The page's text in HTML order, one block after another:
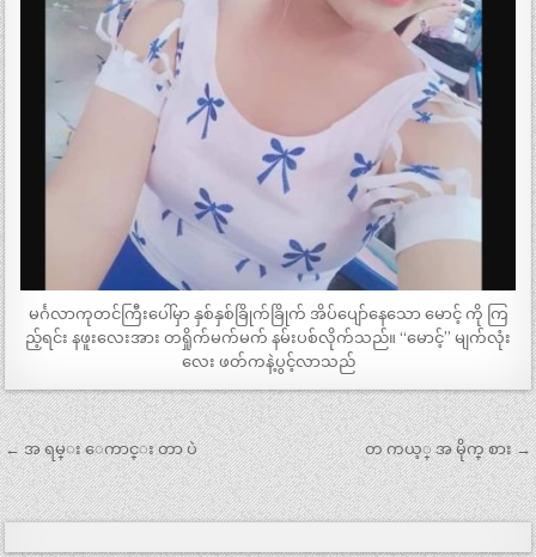
မင်္ဂလာကုတင်ကြီးပေါ်မှာ နှစ်နှစ်ခြိုက်ခြိုက် အိပ်ပျော်နေသော မောင့် ကို ကြ
ည့်ရင်း နဖူးလေးအား တရှိုက်မက်မက် နမ်းပစ်လိုက်သည်။ “မောင့်” မျက်လုံး
လေး ဖတ်ကနဲ့ပွင့်လာသည်
Post
navigation
← အ ရမ္း ေကာင္း တာ ပဲ တ ကယ့္ အ မိုက္ စား →